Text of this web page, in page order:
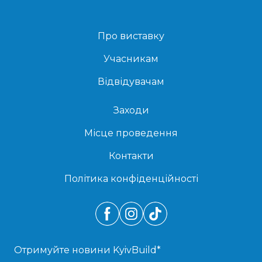
Про виставку
Учасникам
Відвідувачам
Заходи
Місце проведення
Контакти
Політика конфіденційності
Отримуйте новини KyivBuild*